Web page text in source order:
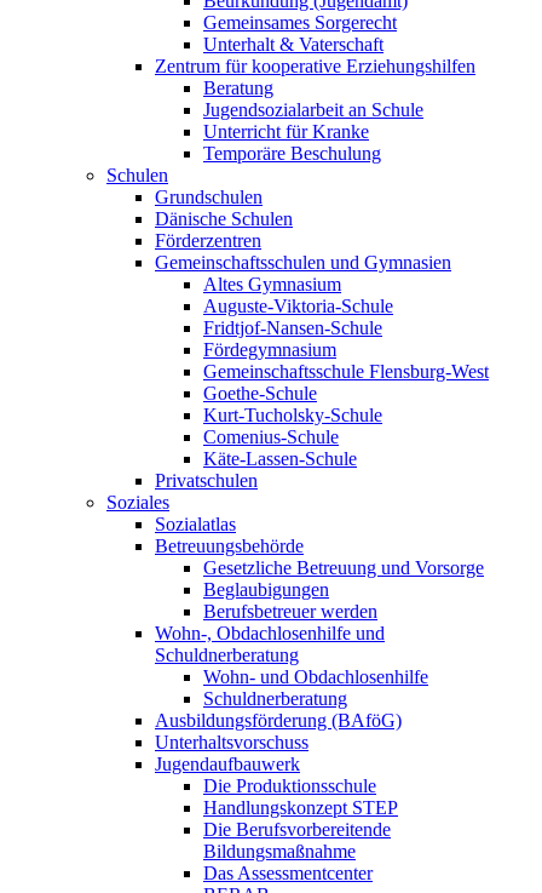
Gemeinsames Sorgerecht
Unterhalt & Vaterschaft
Zentrum für kooperative Erziehungshilfen
Beratung
Jugendsozialarbeit an Schule
Unterricht für Kranke
Temporäre Beschulung
Schulen
Grundschulen
Dänische Schulen
Förderzentren
Gemeinschaftsschulen und Gymnasien
Altes Gymnasium
Auguste-Viktoria-Schule
Fridtjof-Nansen-Schule
Fördegymnasium
Gemeinschaftsschule Flensburg-West
Goethe-Schule
Kurt-Tucholsky-Schule
Comenius-Schule
Käte-Lassen-Schule
Privatschulen
Soziales
Sozialatlas
Betreuungsbehörde
Gesetzliche Betreuung und Vorsorge
Beglaubigungen
Berufsbetreuer werden
Wohn-, Obdachlosenhilfe und
Schuldnerberatung
Wohn- und Obdachlosenhilfe
Schuldnerberatung
Ausbildungsförderung (BAföG)
Unterhaltsvorschuss
Jugendaufbauwerk
Die Produktionsschule
Handlungskonzept STEP
Die Berufsvorbereitende
Bildungsmaßnahme
Das Assessmentcenter